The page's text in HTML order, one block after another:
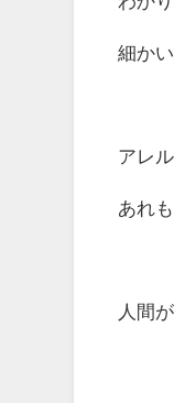
細か
アレ
あれ
人間